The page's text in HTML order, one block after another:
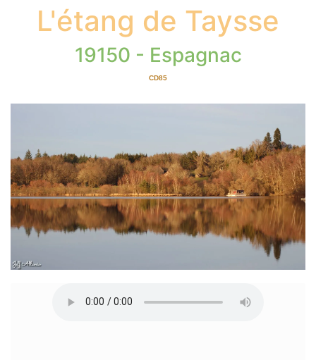
L'étang de Taysse
19150 - Espagnac
CD85